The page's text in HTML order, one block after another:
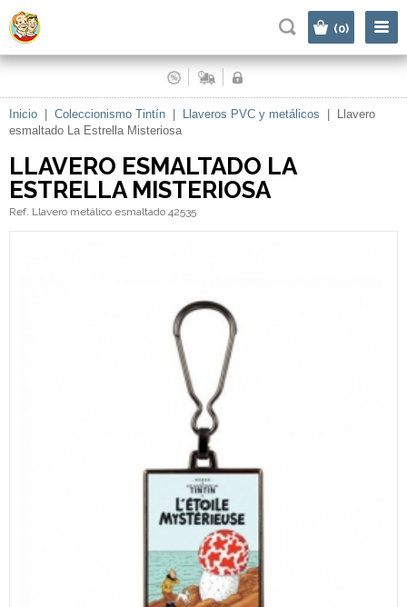
(0)
Inicio Coleccionismo Tintín Llaveros PVC y metálicos
Llavero
esmaltado La Estrella Misteriosa
LLAVERO ESMALTADO LA
ESTRELLA MISTERIOSA
Ref. Llavero metálico esmaltado 42535